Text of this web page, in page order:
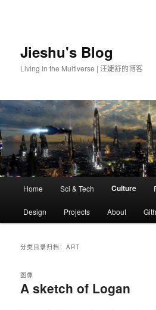
Jieshu's Blog
Living in the Multiverse | 汪婕舒的博客
跳
至
容
跳
至
容
Home Sci & Tech Culture
Design Projects About
分类目录归档：ART
A sketch of Logan
图像